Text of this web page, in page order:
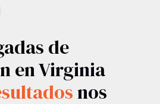
de
en Virginia
nos